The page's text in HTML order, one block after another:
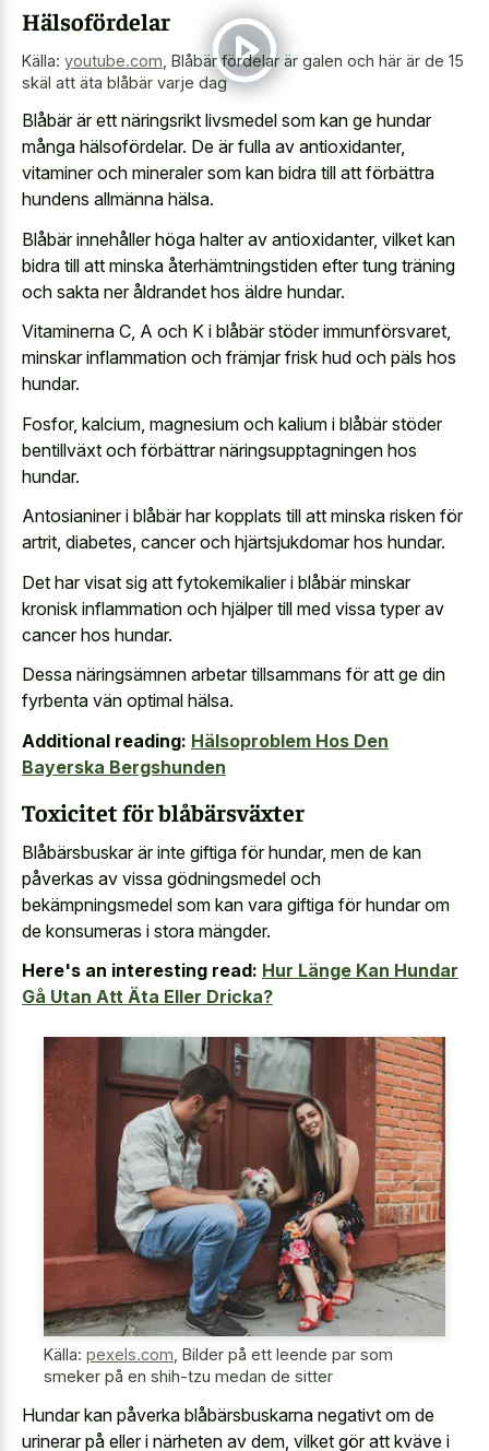
Hälsofördelar
Källa: youtube.com Blåbär fördelar är galen och här är de 15
skäl att äta blåbär varje dag
Blåbär är ett näringsrikt livsmedel som kan ge hundar
många hälsofördelar. De är fulla av antioxidanter,
vitaminer och mineraler som kan bidra till att förbättra
hundens allmänna hälsa.
Blåbär innehåller höga halter av antioxidanter, vilket kan
bidra till att minska återhämtningstiden efter tung träning
och sakta ner åldrandet hos äldre hundar.
Vitaminerna C, A och K i blåbär stöder immunförsvaret,
minskar inflammation och främjar frisk hud och päls hos
hundar.
Fosfor, kalcium, magnesium och kalium i blåbär stöder
bentillväxt och förbättrar näringsupptagningen hos
hundar.
Antosianiner i blåbär har kopplats till att minska risken för
artrit, diabetes, cancer och hjärtsjukdomar hos hundar.
Det har visat sig att fytokemikalier i blåbär minskar
kronisk inflammation och hjälper till med vissa typer av
cancer hos hundar.
Dessa näringsämnen arbetar tillsammans för att ge din
fyrbenta vän optimal hälsa.
Additional reading: Hälsoproblem Hos Den
Bayerska Bergshunden
Toxicitet för blåbärsväxter
Blåbärsbuskar är inte giftiga för hundar, men de kan
påverkas av vissa gödningsmedel och
bekämpningsmedel som kan vara giftiga för hundar om
de konsumeras i stora mängder.
Here's an interesting read: Hur Länge Kan Hundar
Gå Utan Att Äta Eller Dricka?
Källa: pexels.com Bilder på ett leende par som
smeker på en shih-tzu medan de sitter
Hundar kan påverka blåbärsbuskarna negativt om de
urinerar på eller i närheten av dem, vilket gör att kväve i